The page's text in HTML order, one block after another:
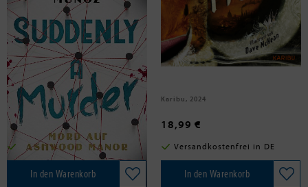
Muñoz, Lauren
Suddenly a Murder - Mord auf
Ashwood Manor
ONE, 2024
14,00 €
Versandkostenfrei in DE
In den Warenkorb
Said, S. F.
Tyger
Karibu, 2024
18,99 €
Versandkostenfrei in DE
In den Warenkorb